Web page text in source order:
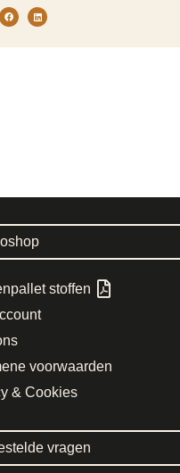
stoffen
voorwaarden
& Cookies
vragen